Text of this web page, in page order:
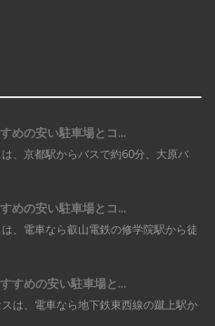
めの安い駐車場とコ...
、京都駅からバスで約60分、大原バ
めの安い駐車場とコ...
、電車なら叡山電鉄の修学院駅から徒
すめの安い駐車場と...
は、電車なら地下鉄東西線の蹴上駅か